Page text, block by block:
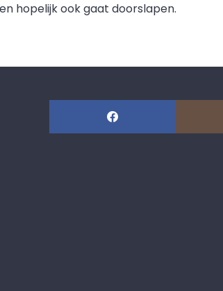
hopelijk ook gaat doorslapen.